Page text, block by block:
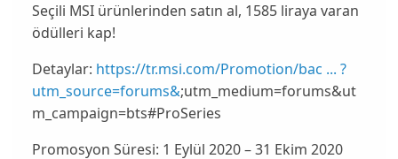
Seçili MSI ürünlerinden satın al, 1585 liraya varan
ödülleri kap!
Detaylar: https://tr.msi.com/Promotion/bac ... ?
utm_source=forums&;utm_medium=forums&ut
m_campaign=bts#ProSeries
Promosyon Süresi: 1 Eylül 2020 – 31 Ekim 2020